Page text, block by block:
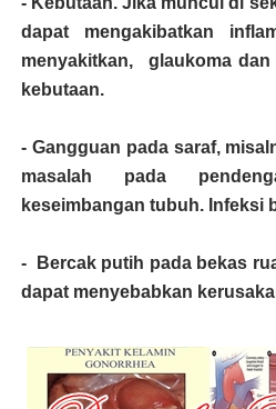
dapat mengakibatkan
menyakitkan, glaukoma
kebutaan.
- Gangguan pada saraf,
masalah pada
keseimbangan tubuh. Infeksi
- Bercak putih pada bekas
dapat menyebabkan